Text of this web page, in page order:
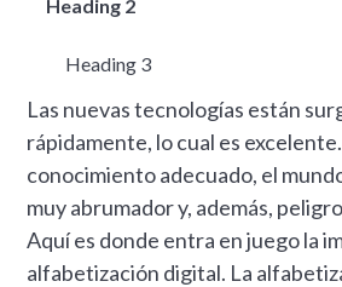
Heading 2
Heading 3
Las nuevas tecnologías están
rápidamente, lo cual es
conocimiento adecuado, el
muy abrumador y, además,
Aquí es donde entra en juego la
alfabetización digital. La